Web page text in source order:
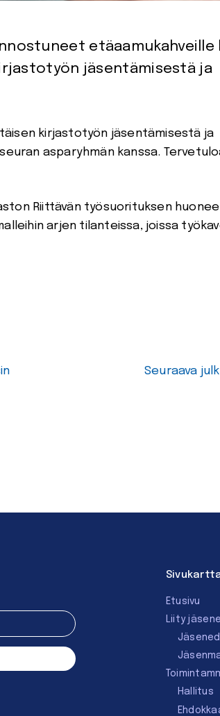
etäaamukahveille
jäsentämisestä ja
asparyhmän kanssa.
Riittävän työsuorituksen
arjen tilanteissa, joissa
Seuraava
Etusivu
Liity
Hallitus